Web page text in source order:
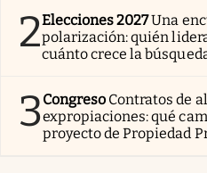
2Elecciones 2027Una
polarización: quién
cuánto crece la
3Congreso Contratos de
expropiaciones: qué
proyecto de Propiedad